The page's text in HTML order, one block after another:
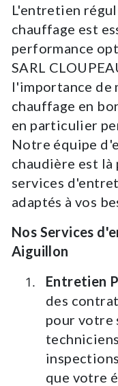
L'entretien
chauffage est
performance
SARL
l'importance de
chauffage en
en particulier
Notre équipe
chaudière est
services
adaptés à vos
Nos Services
Aiguillon
Entretien
des
pour votre
que votre